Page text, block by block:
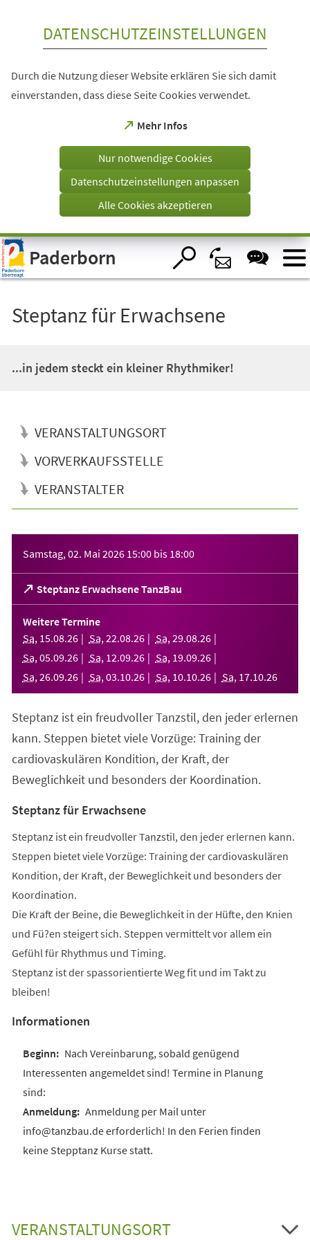
Visuelle
Assistenzsoftware
öffnen.
DATENSCHUTZEINSTELLUNGEN
Durch die Nutzung dieser Website erklären Sie sich damit
einverstanden, dass diese Seite Cookies verwendet.
Mehr Infos
(Öffnet
einem
Tab)
Nur notwendige Cookies
Datenschutzeinstellungen anpassen
Alle Cookies akzeptieren
Paderborn
Steptanz für Erwachsene
...in jedem steckt ein kleiner Rhythmiker!
VERANSTALTUNGSORT
VORVERKAUFSSTELLE
VERANSTALTER
Samstag, 02. Mai 2026 15:00 bis 18:00
Steptanz Erwachsene TanzBau
(Öffnet
in
einem
neuen
Tab)
Weitere Termine
Sa, 15.08.26 Sa, 22.08.26 Sa, 29.08.26
Sa, 05.09.26 Sa, 12.09.26 Sa, 19.09.26
Sa, 26.09.26 Sa, 03.10.26 Sa, 10.10.26 Sa, 17.10.26
Steptanz ist ein freudvoller Tanzstil, den jeder erlernen
kann. Steppen bietet viele Vorzüge: Training der
cardiovaskulären Kondition, der Kraft, der
Beweglichkeit und besonders der Koordination.
Steptanz für Erwachsene
Steptanz ist ein freudvoller Tanzstil, den jeder erlernen kann.
Steppen bietet viele Vorzüge: Training der cardiovaskulären
Kondition, der Kraft, der Beweglichkeit und besonders der
Koordination.
Die Kraft der Beine, die Beweglichkeit in der Hüfte, den Knien
und Fü?en steigert sich. Steppen vermittelt vor allem ein
Gefühl für Rhythmus und Timing.
Steptanz ist der spassorientierte Weg fit und im Takt zu
bleiben!
Informationen
Nach Vereinbarung, sobald genügend
Interessenten angemeldet sind! Termine in Planung
sind:
Anmeldung per Mail unter
info@tanzbau.de erforderlich! In den Ferien finden
keine Stepptanz Kurse statt.
VERANSTALTUNGSORT